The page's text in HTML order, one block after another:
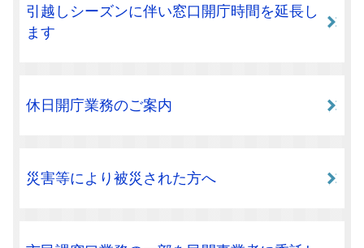
引越しシーズンに伴い窓口開庁時間を延長し
ます
休日開庁業務のご案内
災害等により被災された方へ